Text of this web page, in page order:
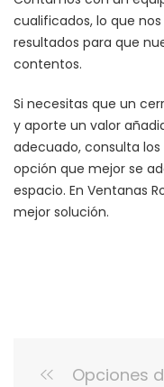
cualificados, lo que
resultados para que
contentos.
Si necesitas que un
y aporte un valor
adecuado, consulta
opción que mejor se
espacio. En Ventanas
mejor solución.
Opciones de